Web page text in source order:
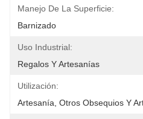
Manejo De La Superficie:
Barnizado
Uso Industrial:
Regalos Y Artesanías
Utilización:
Artesanía, Otros Obsequios Y